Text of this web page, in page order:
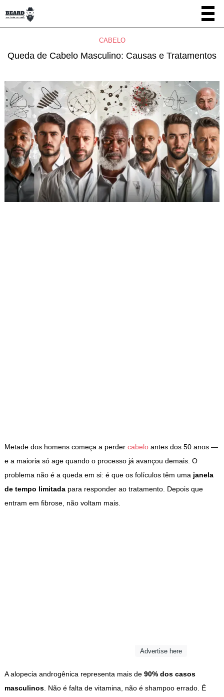
CABELO
Queda de Cabelo Masculino: Causas e Tratamentos
Metade dos homens começa a perder cabeloantes dos 50 anos —
e a maioria só age quando o processo já avançou demais. O
problema não é a queda em si: é que os folículos têm uma janela
de tempo limitadapara responder ao tratamento. Depois que
entram em fibrose, não voltam mais.
Advertise here
A alopecia androgênica representa mais de 90% dos casos
masculinos. Não é falta de vitamina, não é shampoo errado. É